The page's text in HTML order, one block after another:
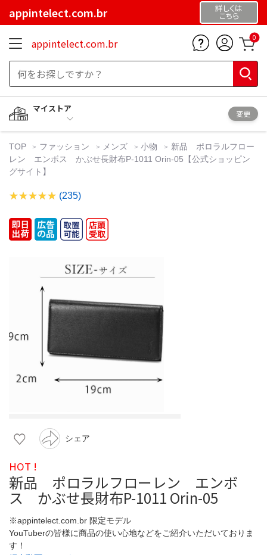
appintelect.com.br 詳しくは
こちら
appintelect.com.br 0
マイストア
変更
TOP ファッション メンズ 小物
新品 ポロラルフロー
レン エンボス かぶせ長財布P-1011 Orin-05【公式ショッピン
グサイト】
(235)
シェア
HOT !
新品 ポロラルフローレン エンボ
ス かぶせ長財布P-1011 Orin-05
※appintelect.com.br 限定モデル
YouTuberの皆様に商品の使い心地などをご紹介いただいておりま
す！